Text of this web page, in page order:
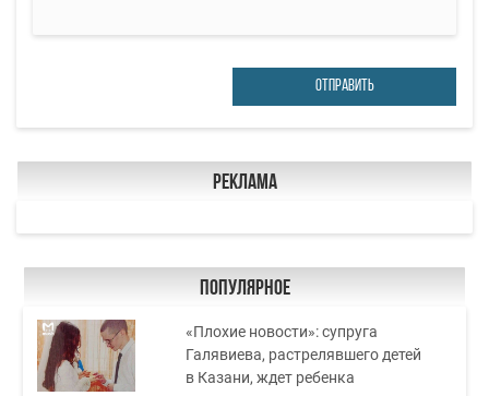
ОТПРАВИТЬ
Реклама
Популярное
«Плохие новости»: супруга
Галявиева, растрелявшего детей
в Казани, ждет ребенка